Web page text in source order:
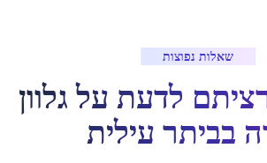
שאלות נפוצות
לדעת על גלוון
בביתר עילית